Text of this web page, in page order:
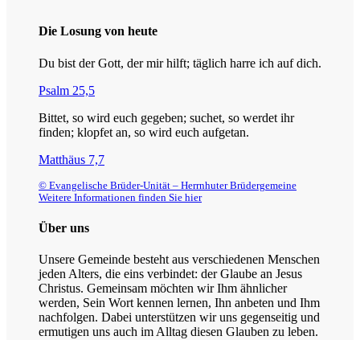
Die Losung von heute
Du bist der Gott, der mir hilft; täglich harre ich auf dich.
Psalm 25,5
Bittet, so wird euch gegeben; suchet, so werdet ihr
finden; klopfet an, so wird euch aufgetan.
Matthäus 7,7
© Evangelische Brüder-Unität – Herrnhuter Brüdergemeine
Weitere Informationen finden Sie hier
Über uns
Unsere Gemeinde besteht aus verschiedenen Menschen
jeden Alters, die eins verbindet: der Glaube an Jesus
Christus. Gemeinsam möchten wir Ihm ähnlicher
werden, Sein Wort kennen lernen, Ihn anbeten und Ihm
nachfolgen. Dabei unterstützen wir uns gegenseitig und
ermutigen uns auch im Alltag diesen Glauben zu leben.